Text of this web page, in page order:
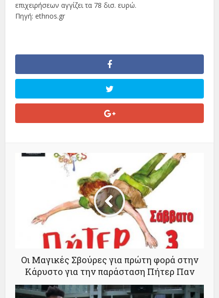
επιχειρήσεων αγγίζει τα 78 δισ. ευρώ.
Πηγή: ethnos.gr
Οι Μαγικές Σβούρες για πρώτη φορά στην
Κάρυστο για την παράσταση Πήτερ Παν